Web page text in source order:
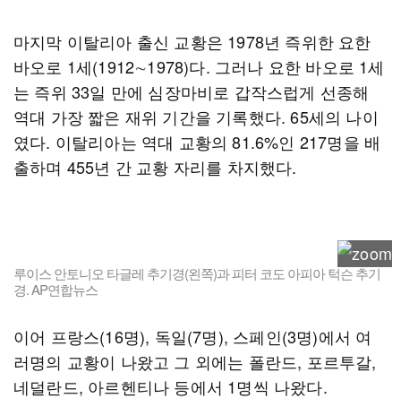
마지막 이탈리아 출신 교황은 1978년 즉위한 요한
바오로 1세(1912∼1978)다. 그러나 요한 바오로 1세
는 즉위 33일 만에 심장마비로 갑작스럽게 선종해
역대 가장 짧은 재위 기간을 기록했다. 65세의 나이
였다. 이탈리아는 역대 교황의 81.6%인 217명을 배
출하며 455년 간 교황 자리를 차지했다.
루이스 안토니오 타글레 추기경(왼쪽)과 피터 코도 아피아 턱슨 추기
경. AP연합뉴스
이어 프랑스(16명), 독일(7명), 스페인(3명)에서 여
러명의 교황이 나왔고 그 외에는 폴란드, 포르투갈,
네덜란드, 아르헨티나 등에서 1명씩 나왔다.